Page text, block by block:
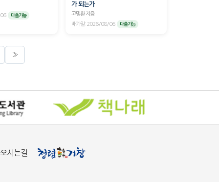
대출가능
가 되는가
고명환 지음
배가일: 2026/08/06
대출가능
»
시는길